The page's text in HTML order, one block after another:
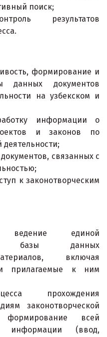
поиск;
результатов
формирование и
данных документов
на узбекском и
информации о
и законов по
деятельности;
связанных с
к законотворческим
единой
базы данных
включая
прилагаемые к ним
прохождения
законотворческой
всей
информации (ввод,